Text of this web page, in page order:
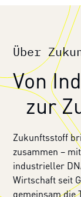
Über
Von
zur
Zukunftsstoff
zusammen –
industrieller
Wirtschaft seit
gemeinsam die